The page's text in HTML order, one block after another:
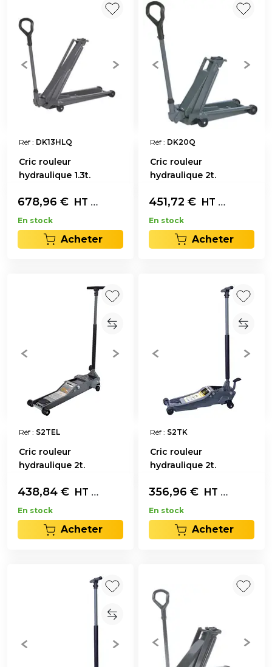
Réf : DK13HLQ
Cric rouleur
hydraulique 1.3t.
678,96 € HT L'unité
En stock
Acheter
Réf : DK20Q
Cric rouleur
hydraulique 2t.
451,72 € HT L'unité
En stock
Acheter
Réf : S2TEL
Cric rouleur
hydraulique 2t.
438,84 € HT L'unité
En stock
Acheter
Réf : S2TK
Cric rouleur
hydraulique 2t.
356,96 € HT L'unité
En stock
Acheter